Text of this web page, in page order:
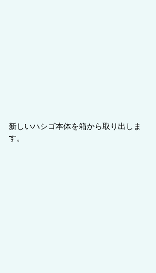
新しいハシゴ本体を箱から取り出しま
す。